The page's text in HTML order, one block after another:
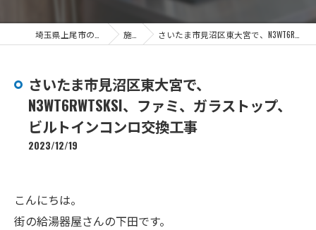
施工事例 さいたま市見沼区東大宮で、N3WT6RWTSKSI、ファミ、ガラストップ、ビルトインコンロ交換工事
さいたま市見沼区東大宮で、
N3WT6RWTSKSI、ファミ、ガラストップ、
ビルトインコンロ交換工事
2023/12/19
こんにちは。
街の給湯器屋さんの下田です。